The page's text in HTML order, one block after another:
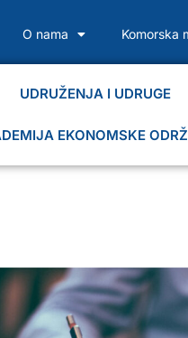
O nama Komorska
UDRUŽENJA I UDRUGE
EKONOMSKE